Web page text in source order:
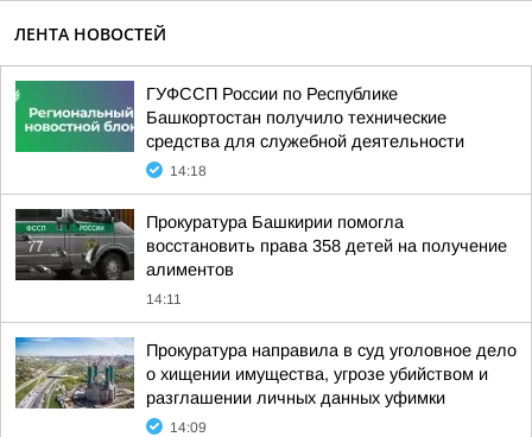
ЛЕНТА НОВОСТЕЙ
ГУФССП России по Республике
Башкортостан получило технические
средства для служебной деятельности
14:18
Прокуратура Башкирии помогла
восстановить права 358 детей на получение
алиментов
14:11
Прокуратура направила в суд уголовное дело
о хищении имущества, угрозе убийством и
разглашении личных данных уфимки
14:09